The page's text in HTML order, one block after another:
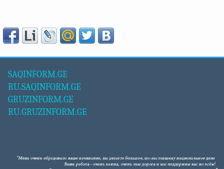
SAQINFORM.GE
RU.SAQINFORM.GE
GRUZINFORM.GE
RU.GRUZINFORM.GE